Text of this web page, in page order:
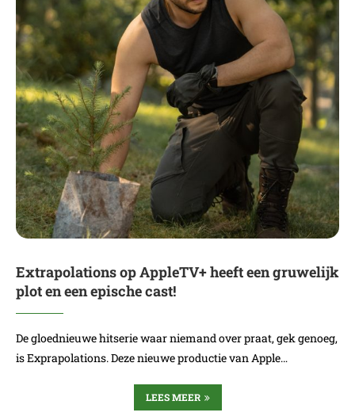
Extrapolations op AppleTV+ heeft een gruwelijk
plot en een epische cast!
De gloednieuwe hitserie waar niemand over praat, gek genoeg,
is Exprapolations. Deze nieuwe productie van Apple…
LEES MEER